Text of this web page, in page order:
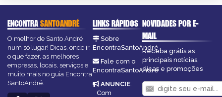
ENCONTRASANTOANDRÉ
O melhor de Santo André
num só lugar! Dicas, onde ir,
o que fazer, as melhores
empresas, locais, serviços e
muito mais no guia Encontra
SantoAndré.
LINKS RÁPIDOS
Sobre
EncontraSantoAndré
Fale com o
EncontraSantoAndré
ANUNCIE:
Com
NOVIDADES POR E-
MAIL
Receba grátis as
principais notícias,
dicas e promoções